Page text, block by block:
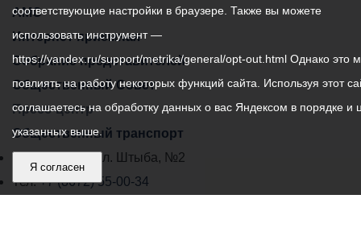
АМС
Интернет приемная
Собрание представителей
Общественный Совет
Пресс-центр
Общественный транспорт
Владикавказ, пл. Штыба, №2
Тел:+7 (8672) 55-00-34
соответствующие настройки в браузере. Также вы можете
использовать инструмент —
https://yandex.ru/support/metrika/general/opt-out.html Однако это
повлиять на работу некоторых функций сайта. Используя этот
соглашаетесь на обработку данных о вас Яндексом в порядке и
указанных выше.
Я согласен